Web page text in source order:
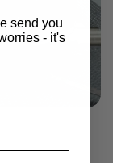
send you
- it's